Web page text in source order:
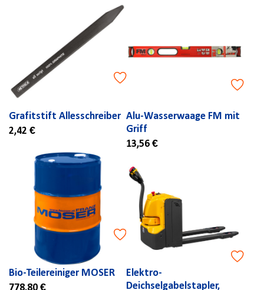
Grafitstift Allesschreiber
2,42 €
Alu-Wasserwaage FM mit
Griff
13,56 €
Bio-Teilereiniger MOSER
Elektro-
Deichselgabelstapler,